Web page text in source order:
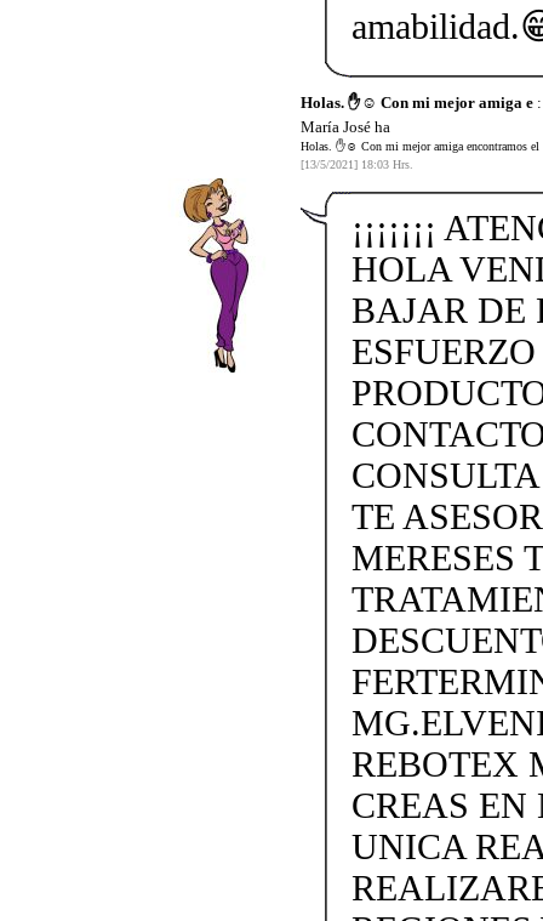
Holas. ✋☺️ Con mi mejor amiga e
María José ha
Holas. ✋☺️ Con mi mejor amiga encontramos el
[13/5/2021] 18:03 Hrs.
¡¡¡¡¡¡¡
HOLA
BAJAR DE
TE
MERESES
REBOTEX
CREAS EN
UNICA